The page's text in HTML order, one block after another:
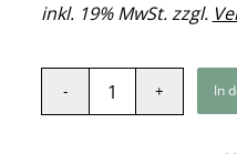
inkl. 19% MwSt. zzgl.
In